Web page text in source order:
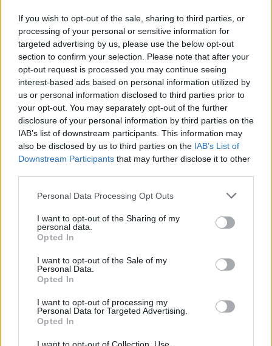
If you wish to opt-out of the sale, sharing to third parties, or
processing of your personal or sensitive information for
targeted advertising by us, please use the below opt-out
section to confirm your selection. Please note that after your
opt-out request is processed you may continue seeing
interest-based ads based on personal information utilized by
us or personal information disclosed to third parties prior to
your opt-out. You may separately opt-out of the further
disclosure of your personal information by third parties on the
IAB’s list of downstream participants. This information may
also be disclosed by us to third parties on the IAB’s List of
Downstream Participants that may further disclose it to other
Personal Data Processing Opt Outs
I want to opt-out of the Sharing of my
personal data.
Opted In
I want to opt-out of the Sale of my
Personal Data.
Opted In
I want to opt-out of processing my
Personal Data for Targeted Advertising.
Opted In
DATOS ESTADÍSTICOS DE FÚTBOL DEL CANAL M+ COPA
AMÉRICA 2 EN ESPAÑA
estadísticos de cuándo y dónde se televisan los partidos del canal M+
siguientes datos:
5
PARTIDOS TELEVISADOS
1
COMPETICIONES TELEVISADAS
10